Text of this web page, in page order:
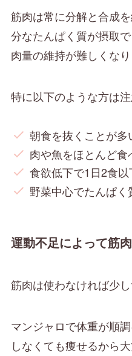
筋肉は常に分解と合成
分なたんぱく質が摂取
肉量の維持が難しくなり
特に以下のような方は注
朝食を抜くことが多
肉や魚をほとんど食
食欲低下で1日2食以
野菜中心でたんぱ
運動不足によって筋
筋肉は使わなければ少
マンジャロで体重が順
しなくても痩せるから